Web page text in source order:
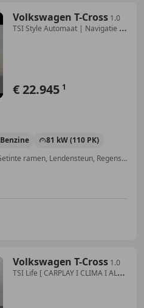
Volkswagen T-Cross 1.0
TSI Style Automaat | Navigatie |
€ 22.945 1
Benzine
81 kW (110 PK)
Sportstoelen, Parkeerhulp voor, Getinte ramen, Lendensteun, Regensensor, Stoelverwarming, Automatische klimaatregeling, Adaptieve Cruise Control
Volkswagen T-Cross 1.0
TSI Life [ CARPLAY I CLIMA I ALL-